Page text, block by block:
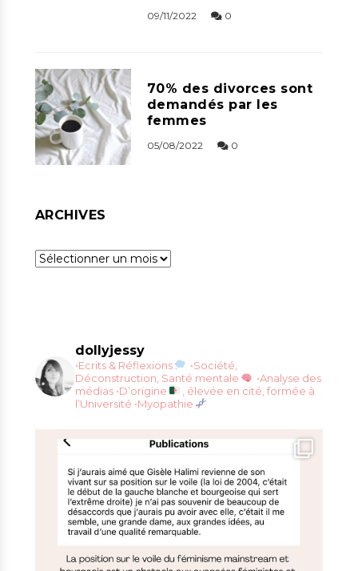
09/11/2022 0
70% des divorces sont
demandés par les
femmes
05/08/2022 0
ARCHIVES
Archives
dollyjessy
•Ecrits & Réflexions
•Société,
Déconstruction, Santé mentale
•Analyse des
médias •D’origine
, élevée en cité, formée à
l’Université •Myopathie